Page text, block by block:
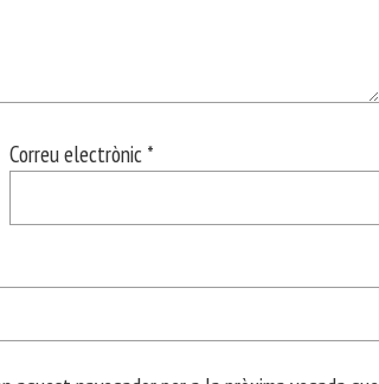
Correu electrònic *